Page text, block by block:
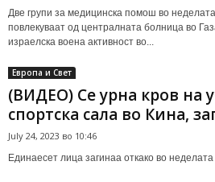
Две групи за медицинска помош во неделата
повлекуваат од централната болница во
израелска воена активност во...
Европа и Свет
(ВИДЕО) Се урна кров на
спортска сала во Кина,
July 24, 2023 во 10:46
Единаесет лица загинаа откако во